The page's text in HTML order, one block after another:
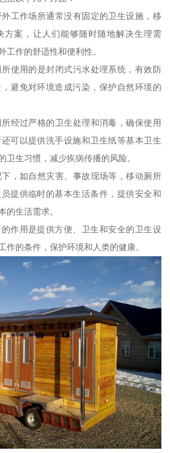
工作场所通常没有固定的卫生设施，移
方案，让人们能够随时随地解决生理需
工作的舒适性和便利性。
使用的是封闭式污水处理系统，有效防
避免对环境造成污染，保护自然环境的
经过严格的卫生处理和消毒，确保使用
可以提供洗手设施和卫生纸等基本卫生
卫生习惯，减少疾病传播的风险。
，如自然灾害、事故现场等，移动厕所
提供临时的基本生活条件，提供安全和
的生活需求。
作用是提供方便、卫生和安全的卫生设
作的条件，保护环境和人类的健康。